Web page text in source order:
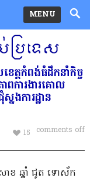
MENU
ត្តកំពង់ធំដឹកនាំកិច្ច
ាពការងារគោល
ការដ្ឋាន
comments off
15
ាខ ឆ្នាំ ជូត ទោស័ក